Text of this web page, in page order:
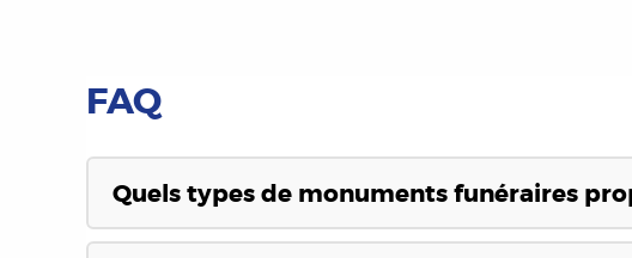
FAQ
Quels types de monuments funéraires
Nous proposons une large gamme de monuments